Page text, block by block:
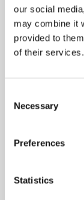
our social
may combine it
provided to
of their services.
Selection
Necessary
Preferences
Statistics
MG/S
LIRE